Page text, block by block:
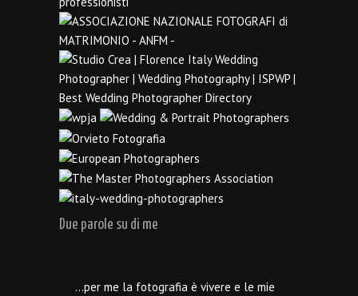
Due parole su di me
…per me la fotografia è vivere e le mie